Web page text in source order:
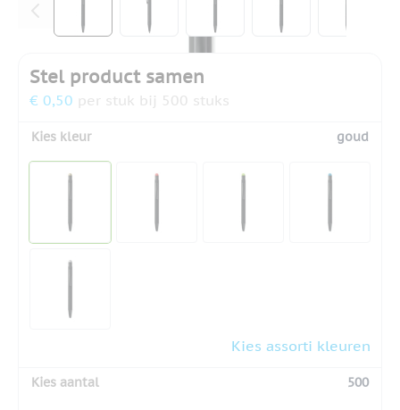
Stel product samen
€ 0,50 per stuk bij 500 stuks
Kies kleur goud
Kies assorti kleuren
Kies aantal 500